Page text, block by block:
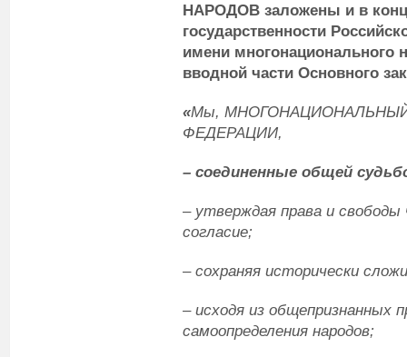
НАРОДОВ заложены и в
государственности
имени многонационального
вводной части Основного
«Мы,
ФЕДЕРАЦИИ,
– соединенные общей
– утверждая права и свободы
согласие;
– сохраняя исторически
– исходя из общепризнанных
самоопределения народов;